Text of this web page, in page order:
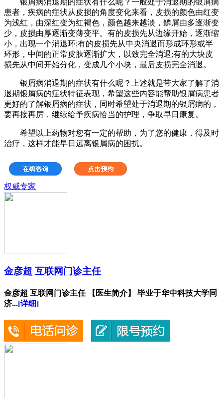
患者，疾病的症状从皮损的角度变化来看，皮损的颜色由红变
为浅红，由深红变为红褐色，颜色越来越淡，鳞屑由多逐渐变
少，皮损由厚逐渐变薄变平。有的皮损先从边缘开始，逐渐缩
小，出现一个消退环;有的皮损先从中央消退而形成环形或半
环形，中间的正常皮肤逐渐扩大，以致完全消退;有的大块皮
损先从中间开始分化，变成几个小块，最后皮损完全消退。
银屑病消退期的症状有什么呢？上述就是带大家了解了消
退期银屑病的症状特征表现，希望这些内容能帮助银屑病患者
更好的了解银屑病的症状，同时希望处于消退期的银屑病的，
要再接再厉，继续给予疾病恰当的护理，争取早日康复。
希望以上药物对您有一定的帮助，为了您的健康，得及时
治疗，这样才能早日远离银屑病的困扰。
权威专家
金彦超 互联网门诊主任
金彦超 互联网门诊主任 【医生简介】 毕业于华中科技大学同
济...[详细]